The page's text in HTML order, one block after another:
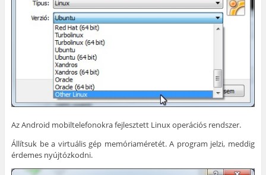
Az Android mobiltelefonokra fejlesztett Linux operációs rendszer.
Állítsuk be a virtuális gép memóriaméretét. A program jelzi, meddig
érdemes nyújtózkodni.